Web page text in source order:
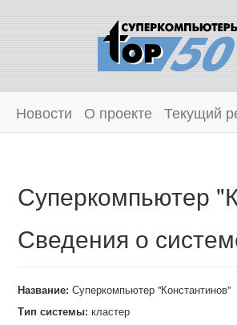
Новости О проекте Текущий
Суперкомпьютер
Сведения о
Название: Суперкомпьютер "Константинов"
Тип системы: кластер